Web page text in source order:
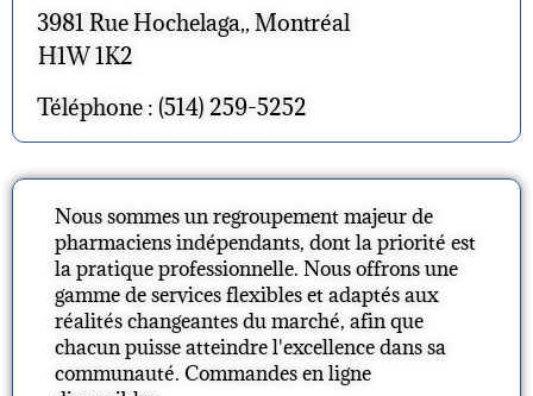
3981 Rue Hochelaga,, Montréal
H1W 1K2
Téléphone : (514) 259-5252
Nous sommes un regroupement majeur de
pharmaciens indépendants, dont la priorité est
la pratique professionnelle. Nous offrons une
gamme de services flexibles et adaptés aux
réalités changeantes du marché, afin que
chacun puisse atteindre l'excellence dans sa
communauté. Commandes en ligne